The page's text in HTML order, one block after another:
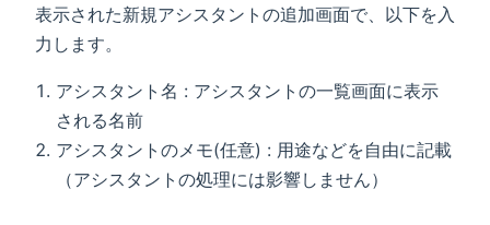
表示された新規アシスタントの追加画面で、以下を入
力します。
アシスタント名 : アシスタントの一覧画面に表示
される名前
アシスタントのメモ(任意) : 用途などを自由に記載
（アシスタントの処理には影響しません）